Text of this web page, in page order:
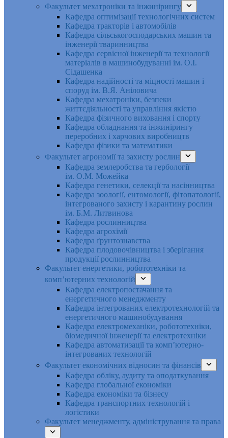
Факультет мехатроніки та інжинірингу
Кафедра оптимізації технологічних систем
Кафедра тракторів і автомобілів
Кафедра сільськогосподарських машин та
інженерії тваринництва
Кафедра cервісної інженерії та технології
матеріалів в машинобудуванні ім. О.І.
Сідашенка
Кафедра надійності та міцності машин і
споруд ім. В.Я. Аніловича
Кафедра мехатроніки, безпеки
життєдіяльності та управління якістю
Кафедра фізичного виховання і спорту
Кафедра обладнання та інжинірингу
переробних і харчових виробництв
Кафедра фізики та математики
Факультет агрономії та захисту рослин
Кафедра землеробства та гербології
ім. О.М. Можейка
Кафедра генетики, селекції та насінництва
Кафедра зоології, ентомології, фітопатології,
інтегрованого захисту і карантину рослин
ім. Б.М. Литвинова
Кафедра рослинництва
Кафедра агрохімії
Кафедра ґрунтознавства
Кафедра плодовочівництва і зберігання
продукції рослинництва
Факультет енергетики, робототехніки та
комп’ютерних технологій
Кафедра електропостачання та
енергетичного менеджменту
Кафедра інтегрованих електротехнологій та
енергетичного машинобудування
Кафедра електромеханіки, робототехніки,
біомедичної інженерії та електротехніки
Кафедра автоматизації та комп’ютерно-
інтегрованих технологій
Факультет економічних відносин та фінансів
Кафедра обліку, аудиту та оподаткування
Кафедра глобальної економіки
Кафедра економіки та бізнесу
Кафедра транспортних технологій і
логістики
Факультет менеджменту, адміністрування та права